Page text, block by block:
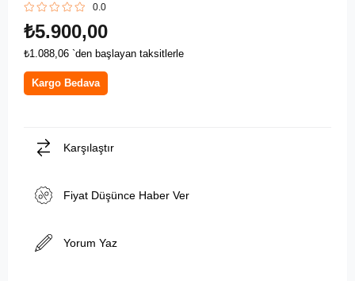
0.0
₺5.900,00
₺1.088,06 `den başlayan taksitlerle
Kargo Bedava
Karşılaştır
Fiyat Düşünce Haber Ver
Yorum Yaz